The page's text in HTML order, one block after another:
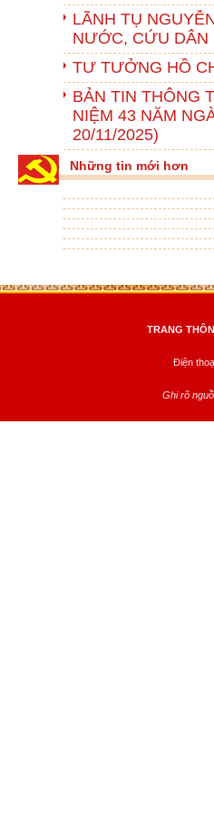
LÃNH TỤ
NƯỚC, CỨU DÂN
TƯ TƯỞNG HỒ
BẢN TIN THÔNG
NIỆM 43 NĂM
20/11/2025)
Những tin mới hơn
TRANG
Điện
Ghi rõ